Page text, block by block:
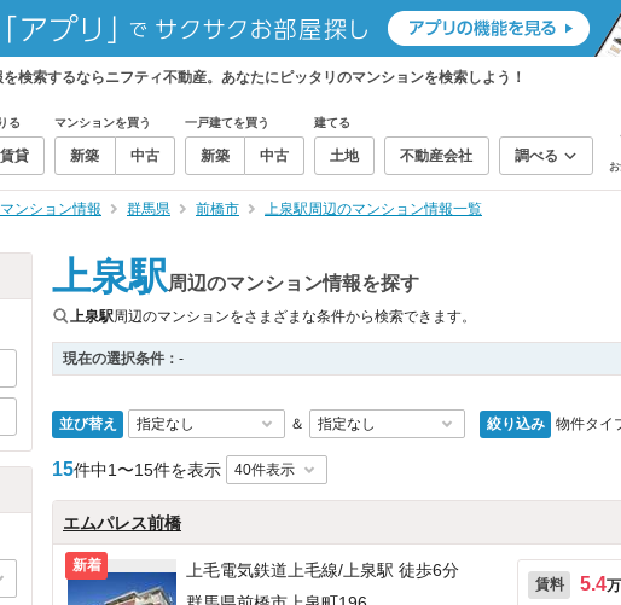
を検索するならニフティ不動産。あなたにピッタリのマンションを検索しよう！
る
賃貸
マンションを買う
新築 中古
一戸建てを買う
新築 中古
建てる
土地 不動産会社 調べる
マンション情報 群馬県 前橋市 上泉駅周辺のマンション情報一覧
上泉駅周辺のマンション情報を探す
上泉駅周辺のマンションをさまざまな条件から検索できます。
現在の選択条件： -
並び替え ＆ 絞り込み 物件タイ
15件中1〜15件を表示
エムパレス前橋
新着
上毛電気鉄道上毛線/上泉駅 徒歩6分
賃料 5.4